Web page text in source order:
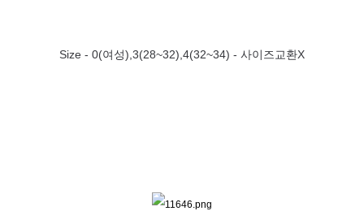
Size - 0(여성),3(28~32),4(32~34) - 사이즈교환X